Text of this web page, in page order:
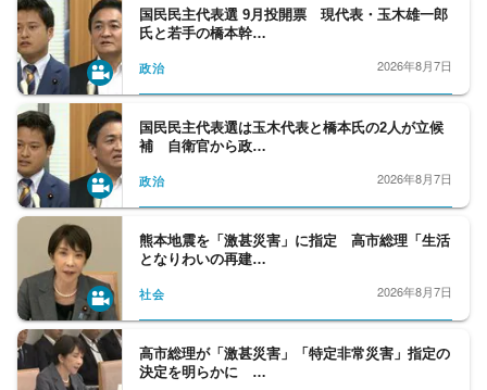
内閣府担当は、少子化問題から、宇宙、化学
問題まで、多岐に渡る分野を、細かくフォロ
ーする。外務省クラブは、日々刻々と変化す
の取材分野は広いと言えます。
国民民主代表選 9月投開票 現代表・玉木雄一郎
氏と若手の橋本幹…
政治 2026年8月7日
国民民主代表選は玉木代表と橋本氏の2人が立候
補 自衛官から政…
政治 2026年8月7日
熊本地震を「激甚災害」に指定 高市総理「生活
となりわいの再建…
社会 2026年8月7日
高市総理が「激甚災害」「特定非常災害」指定の
決定を明らかに …